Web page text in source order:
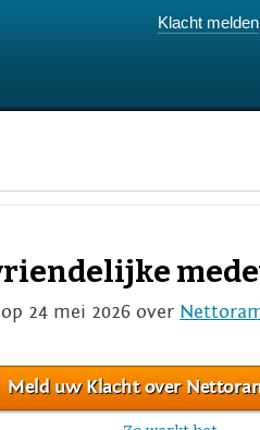
Klacht melden
24 mei 2026 over
Meld uw Klacht over